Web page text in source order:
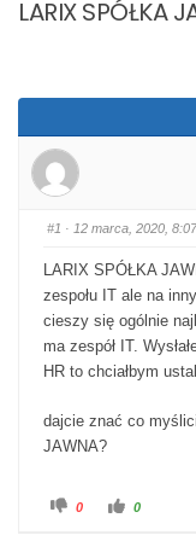
LARIX
#1 · 12 marca, 2020,
LARIX SPÓŁKA
zespołu IT ale na
cieszy się ogólnie
ma zespół IT.
HR to chciałbym
dajcie znać co
JAWNA?
Kliknij dla
0 Kliknij
0